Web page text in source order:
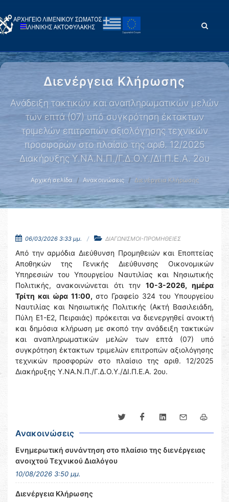
Διενέργεια Κλήρωσης
Ανάδειξη τακτικών και αναπληρωματικών μελών
των επτά (07) υπό συγκρότηση έκτακτων
τριμελών επιτροπών αξιολόγησης τεχνικών
προσφορών στο πλαίσιο της αριθ. 12/2025
Διακήρυξης Υ.ΝΑ.Ν.Π./Γ.Δ.Ο.Υ./ΔΙ.Π.Ε.Α. 2ου
Αρχική σελίδα Ανακοινώσεις Διενέργεια Κλήρωσης
06/03/2026 3:33 μμ. ΔΙΑΓΩΝΙΣΜΟΙ-ΠΡΟΜΗΘΕΙΕΣ
Από την αρμόδια Διεύθυνση Προμηθειών και Εποπτείας
Αποθηκών της Γενικής Διεύθυνσης Οικονομικών
Υπηρεσιών του Υπουργείου Ναυτιλίας και Νησιωτικής
Πολιτικής, ανακοινώνεται ότι την 10-3-2026, ημέρα
Τρίτη και ώρα 11:00, στο Γραφείο 324 του Υπουργείου
Ναυτιλίας και Νησιωτικής Πολιτικής (Ακτή Βασιλειάδη,
Πύλη Ε1-Ε2, Πειραιάς) πρόκειται να διενεργηθεί ανοικτή
και δημόσια κλήρωση με σκοπό την ανάδειξη τακτικών
και αναπληρωματικών μελών των επτά (07) υπό
συγκρότηση έκτακτων τριμελών επιτροπών αξιολόγησης
τεχνικών προσφορών στο πλαίσιο της αριθ. 12/2025
Διακήρυξης Υ.ΝΑ.Ν.Π./Γ.Δ.Ο.Υ./ΔΙ.Π.Ε.Α. 2ου.
Ανακοινώσεις
Ενημερωτική συνάντηση στο πλαίσιο της διενέργειας
ανοιχτού Τεχνικού Διαλόγου
10/08/2026 3:50 μμ.
Διενέργεια Κλήρωσης